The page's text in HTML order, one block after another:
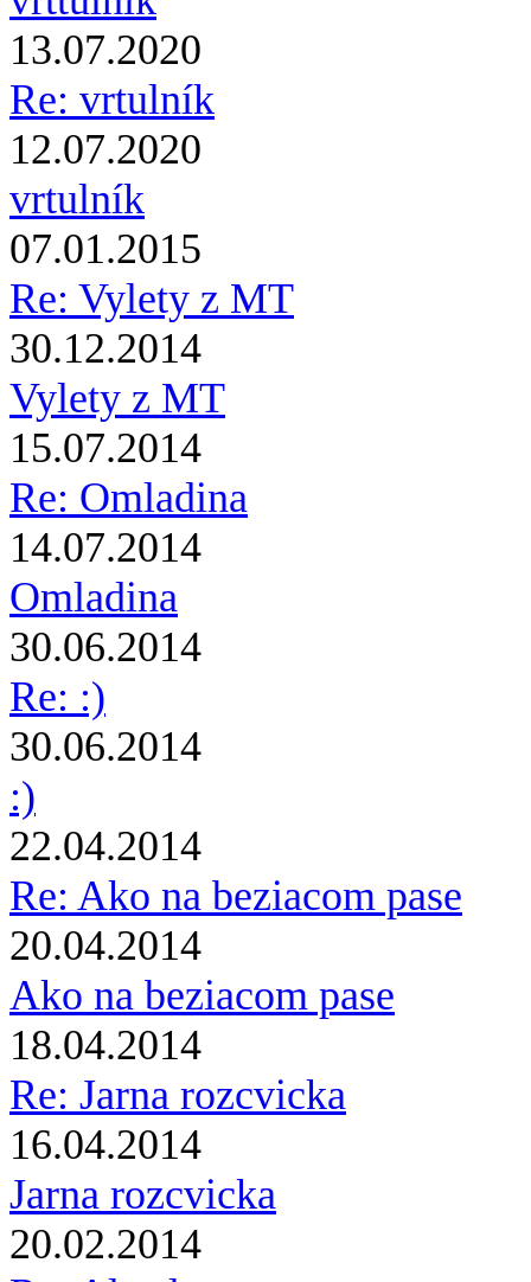
13.07.2020
Re: vrtulník
12.07.2020
vrtulník
07.01.2015
Re: Vylety z MT
30.12.2014
Vylety z MT
15.07.2014
Re: Omladina
14.07.2014
Omladina
30.06.2014
Re: :)
30.06.2014
:)
22.04.2014
Re: Ako na beziacom pase
20.04.2014
Ako na beziacom pase
18.04.2014
Re: Jarna rozcvicka
16.04.2014
Jarna rozcvicka
20.02.2014